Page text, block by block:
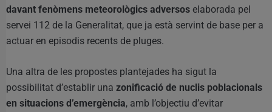
davant fenòmens meteorològics adversos elaborada pel
servei 112 de la Generalitat, que ja està servint de base per a
actuar en episodis recents de pluges.
Una altra de les propostes plantejades ha sigut la
possibilitat d’establir una zonificació de nuclis poblacionals
en situacions d’emergència, amb l’objectiu d’evitar